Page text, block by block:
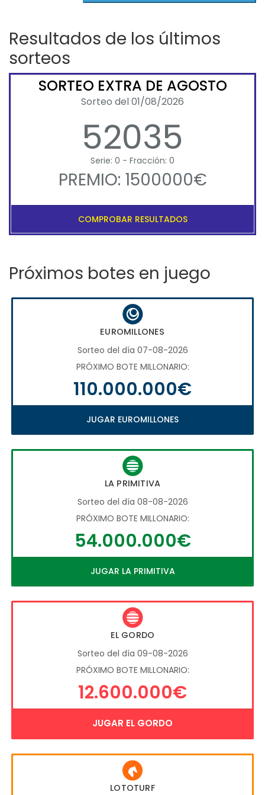
Resultados de los últimos
sorteos
SORTEO EXTRA DE AGOSTO
Sorteo del 01/08/2026
52035
Serie: 0 - Fracción: 0
PREMIO: 1500000€
COMPROBAR RESULTADOS
Próximos botes en juego
EUROMILLONES
Sorteo del día 07-08-2026
PRÓXIMO BOTE MILLONARIO:
110.000.000€
JUGAR EUROMILLONES
LA PRIMITIVA
Sorteo del día 08-08-2026
PRÓXIMO BOTE MILLONARIO:
54.000.000€
JUGAR LA PRIMITIVA
EL GORDO
Sorteo del día 09-08-2026
PRÓXIMO BOTE MILLONARIO:
12.600.000€
JUGAR EL GORDO
LOTOTURF